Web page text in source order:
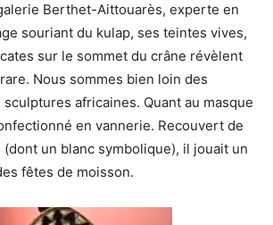
Berthet-Aittouarès, experte en
souriant du kulap, ses teintes vives,
sur le sommet du crâne révèlent
Nous sommes bien loin des
africaines. Quant au masque
en vannerie. Recouvert de
un blanc symbolique), il jouait un
fêtes de moisson.